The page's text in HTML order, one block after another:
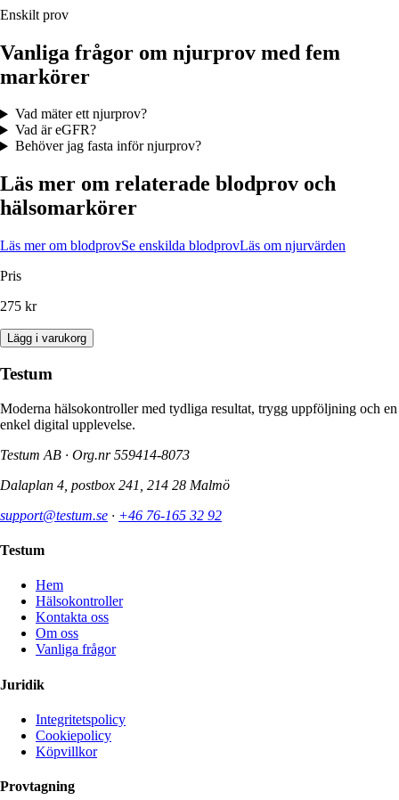
Enskilt prov
Vanliga frågor om njurprov med fem
markörer
Vad mäter ett njurprov?
Vad är eGFR?
Behöver jag fasta inför njurprov?
Läs mer om relaterade blodprov och
hälsomarkörer
Läs mer om blodprovSe enskilda blodprovLäs om njurvärden
Pris
275 kr
Lägg i varukorg
Testum
Moderna hälsokontroller med tydliga resultat, trygg uppföljning och en
enkel digital upplevelse.
Testum AB · Org.nr559414-8073
Dalaplan 4, postbox 241, 214 28 Malmö
support@testum.se · +46 76-165 32 92
Testum
Hem
Hälsokontroller
Kontakta oss
Om oss
Vanliga frågor
Juridik
Integritetspolicy
Cookiepolicy
Köpvillkor
Provtagning